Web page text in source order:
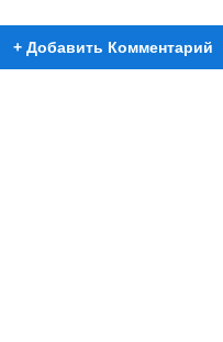
+ Добавить Комментарий